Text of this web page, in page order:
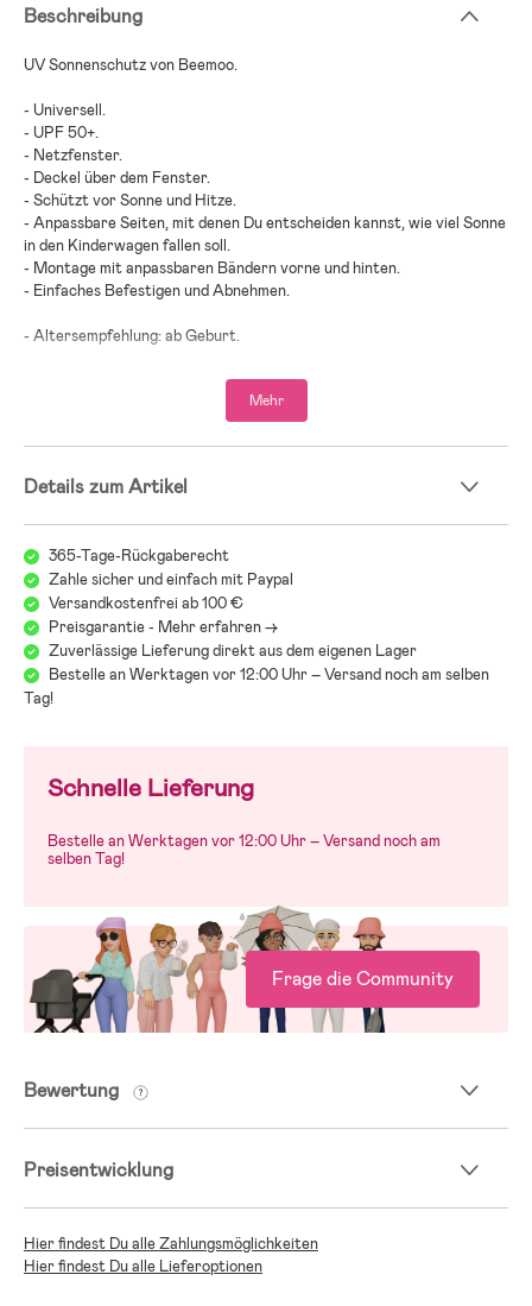
Beschreibung
UV Sonnenschutz von Beemoo.
- Universell.
- UPF 50+.
- Netzfenster.
- Deckel über dem Fenster.
- Schützt vor Sonne und Hitze.
- Anpassbare Seiten, mit denen Du entscheiden kannst, wie viel Sonne
in den Kinderwagen fallen soll.
- Montage mit anpassbaren Bändern vorne und hinten.
- Einfaches Befestigen und Abnehmen.
- Altersempfehlung: ab Geburt.
Mehr
Details zum Artikel
365-Tage-Rückgaberecht
Zahle sicher und einfach mit Paypal
Versandkostenfrei ab 100 €
Preisgarantie - Mehr erfahren ->
Zuverlässige Lieferung direkt aus dem eigenen Lager
Bestelle an Werktagen vor 12:00 Uhr – Versand noch am selben
Tag!
Schnelle Lieferung
Bestelle an Werktagen vor 12:00 Uhr – Versand noch am
selben Tag!
Frage die Community
Bewertung
Preisentwicklung
Hier findest Du alle Zahlungsmöglichkeiten
Hier findest Du alle Lieferoptionen